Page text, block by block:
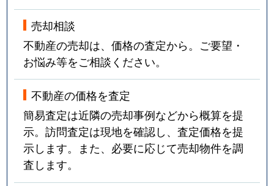
売却相談
不動産の売却は、価格の査定から。ご要望・
お悩み等をご相談ください。
不動産の価格を査定
簡易査定は近隣の売却事例などから概算を提
示。訪問査定は現地を確認し、査定価格を提
示します。また、必要に応じて売却物件を調
査します。